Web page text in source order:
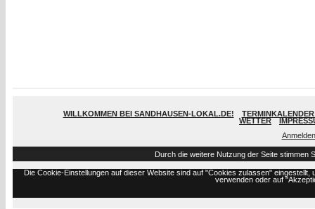
WILLKOMMEN BEI SANDHAUSEN-LOKAL.DE!
TERMINKALENDER
WETTER
Anmelden
Durch die weitere Nutzung der Seite stimmen
Die Cookie-Einstellungen auf dieser Website sind auf "Cookies zulassen"
verwenden oder auf